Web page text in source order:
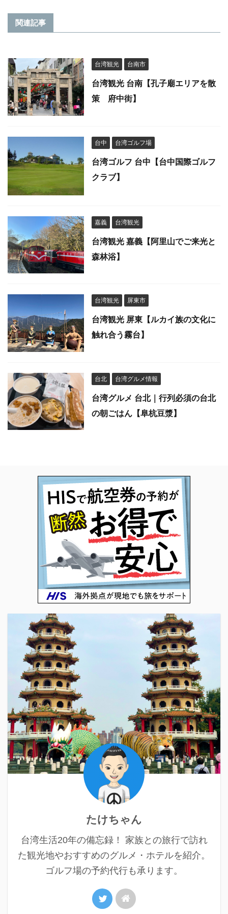
関連記事
台湾観光 台南市
台湾観光 台南【孔子廟エリアを散
策 府中街】
台中 台湾ゴルフ場
台湾ゴルフ 台中【台中国際ゴルフ
クラブ】
嘉義 台湾観光
台湾観光 嘉義【阿里山でご来光と
森林浴】
台湾観光 屏東市
台湾観光 屏東【ルカイ族の文化に
触れ合う霧台】
台北 台湾グルメ情報
台湾グルメ 台北｜行列必須の台北
の朝ごはん【阜杭豆漿】
たけちゃん
台湾生活20年の備忘録！ 家族との旅行で訪れ
た観光地やおすすめのグルメ・ホテルを紹介。
ゴルフ場の予約代行も承ります。